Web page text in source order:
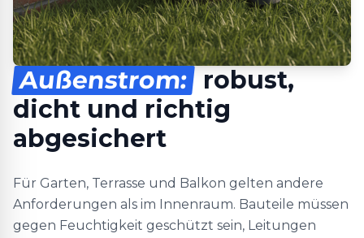
Außenstrom: robust,
dicht und richtig
abgesichert
Für Garten, Terrasse und Balkon gelten andere
Anforderungen als im Innenraum. Bauteile müssen
gegen Feuchtigkeit geschützt sein, Leitungen